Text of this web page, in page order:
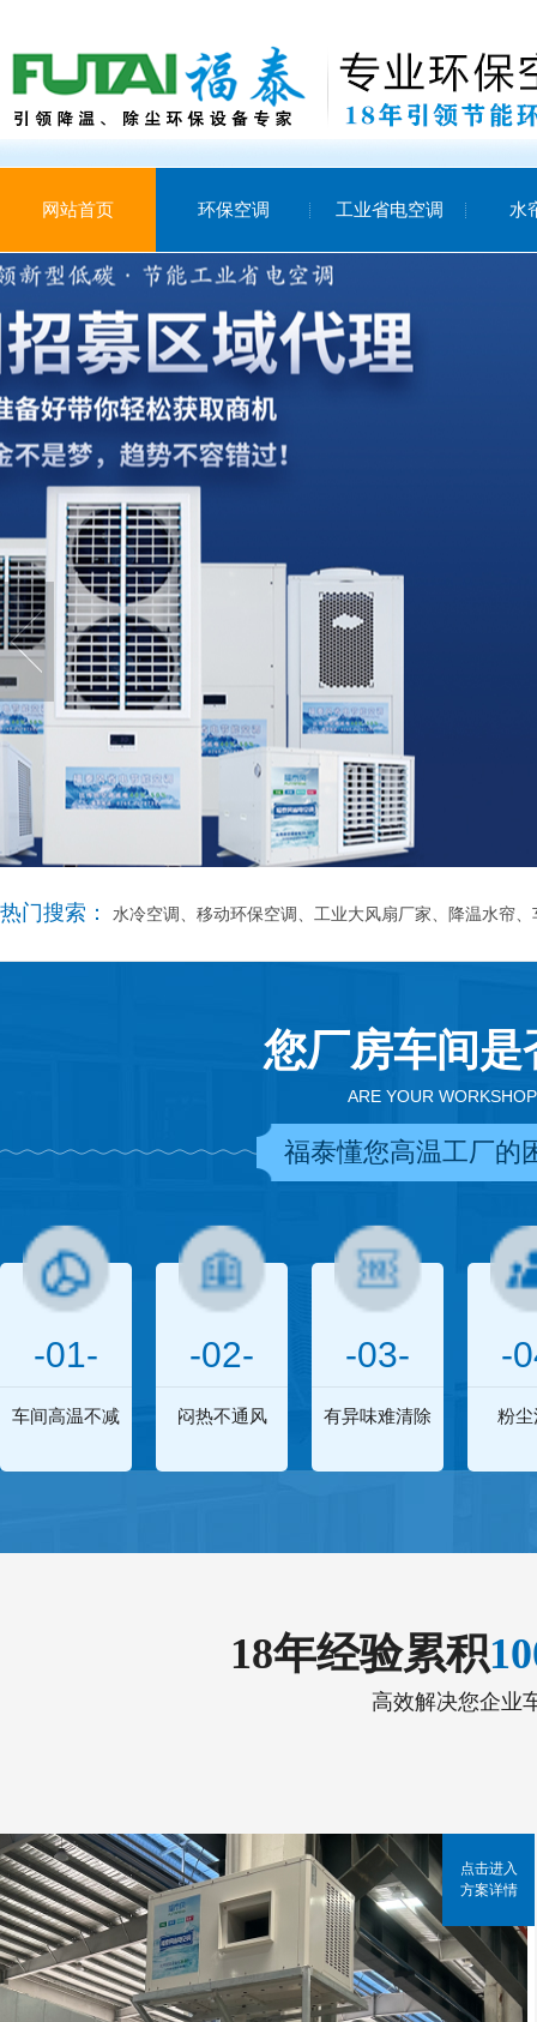
网站首页 环保空调 工业省电空调 水
热门搜索： 水冷空调、移动环保空调、工业大风扇厂家、降温水帘
您厂房车间
ARE YOUR
福泰懂您高温工厂的
-01-
车间高温不减
-02-
闷热不通风
-03-
有异味难清除
-
粉尘
18年经验累积
高效解决您企业
点击进入
方案详情